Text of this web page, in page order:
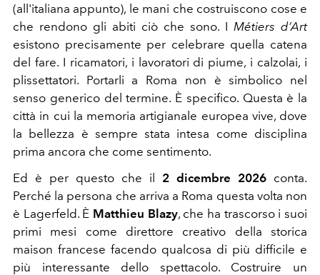
(all'italiana appunto), le mani che costruiscono cose e
che rendono gli abiti ciò che sono. I Métiers d’Art
esistono precisamente per celebrare quella catena
del fare. I ricamatori, i lavoratori di piume, i calzolai, i
plissettatori. Portarli a Roma non è simbolico nel
senso generico del termine. È specifico. Questa è la
città in cui la memoria artigianale europea vive, dove
la bellezza è sempre stata intesa come disciplina
prima ancora che come sentimento.
Ed è per questo che il 2 dicembre 2026 conta.
Perché la persona che arriva a Roma questa volta non
è Lagerfeld. È Matthieu Blazy, che ha trascorso i suoi
primi mesi come direttore creativo della storica
maison francese facendo qualcosa di più difficile e
più interessante dello spettacolo. Costruire un